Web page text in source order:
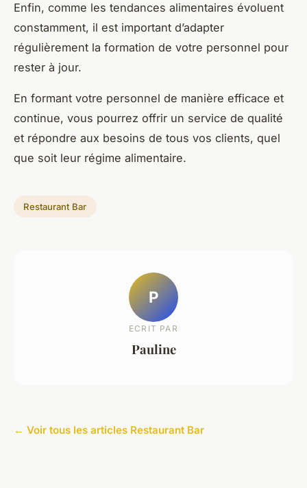
Enfin, comme les tendances alimentaires évoluent
constamment, il est important d’adapter
régulièrement la formation de votre personnel pour
rester à jour.
En formant votre personnel de manière efficace et
continue, vous pourrez offrir un service de qualité
et répondre aux besoins de tous vos clients, quel
que soit leur régime alimentaire.
Restaurant Bar
P
ECRIT PAR
Pauline
← Voir tous les articles Restaurant Bar